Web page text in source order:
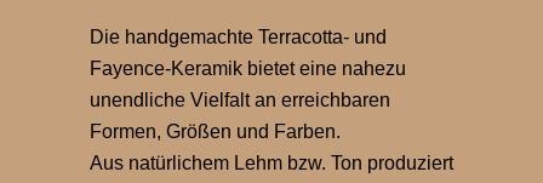
Die handgemachte Terracotta- und
Fayence-Keramik bietet eine nahezu
unendliche Vielfalt an erreichbaren
Formen, Größen und Farben.
Aus natürlichem Lehm bzw. Ton produziert